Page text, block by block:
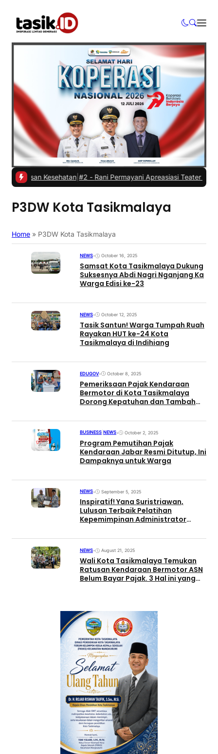
alasan Kesehatan|#2 - Rani Permayani Apreasiasi Teater Gawe
P3DW Kota Tasikmalaya
Home » P3DW Kota Tasikmalaya
NEWS• October 16, 2025
Samsat Kota Tasikmalaya Dukung
Suksesnya Abdi Nagri Nganjang Ka
Warga Edisi ke-23
NEWS• October 12, 2025
Tasik Santun! Warga Tumpah Ruah
Rayakan HUT ke-24 Kota
Tasikmalaya di Indihiang
EDUGOV• October 8, 2025
Pemeriksaan Pajak Kendaraan
Bermotor di Kota Tasikmalaya
Dorong Kepatuhan dan Tambah
BUSINESS NEWS• October 2, 2025
Program Pemutihan Pajak
Kendaraan Jabar Resmi Ditutup, Ini
Dampaknya untuk Warga
NEWS• September 5, 2025
Inspiratif! Yana Suristriawan,
Lulusan Terbaik Pelatihan
Kepemimpinan Administrator
NEWS• August 21, 2025
Wali Kota Tasikmalaya Temukan
Ratusan Kendaraan Bermotor ASN
Belum Bayar Pajak. 3 Hal ini yang